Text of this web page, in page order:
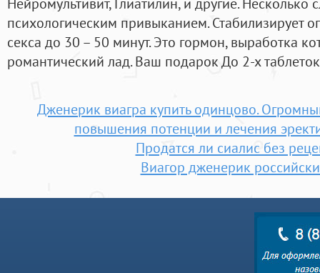
психологическим привыканием. Стабилизирует
секса до 30 – 50 минут. Это гормон, выработка
романтический лад. Ваш подарок До 2-х
Дженерик виагра купить одинцово.
повышения потенции и лечения
Продатся ли сиалис без
Виагор дженерик